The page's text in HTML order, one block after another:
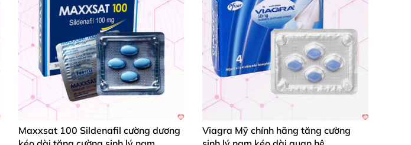
Maxxsat 100 Sildenafil cường dương
Viagra Mỹ chính hãng tăng cường